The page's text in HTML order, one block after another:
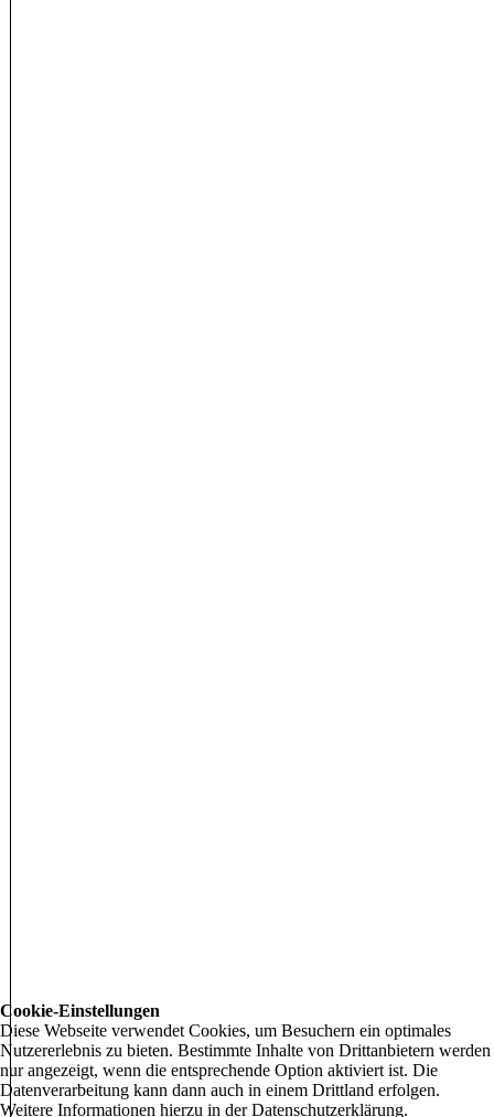
Cookie-Einstellungen
Diese Webseite verwendet Cookies, um Besuchern ein optimales
Nutzererlebnis zu bieten. Bestimmte Inhalte von Drittanbietern werden
nur angezeigt, wenn die entsprechende Option aktiviert ist. Die
Datenverarbeitung kann dann auch in einem Drittland erfolgen.
Weitere Informationen hierzu in der Datenschutzerklärung.